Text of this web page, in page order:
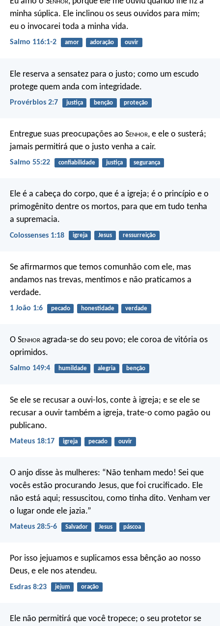
minha súplica. Ele inclinou os seus ouvidos para mim;
eu o invocarei toda a minha vida.
Salmo 116:1-2 amor adoração ouvir
Ele reserva a sensatez para o justo; como um escudo
protege quem anda com integridade.
Provérbios 2:7 justiça benção proteção
Entregue suas preocupações ao Senhor, e ele o susterá;
jamais permitirá que o justo venha a cair.
Salmo 55:22 confiabilidade justiça segurança
Ele é a cabeça do corpo, que é a igreja; é o princípio e o
primogênito dentre os mortos, para que em tudo tenha
a supremacia.
Colossenses 1:18 igreja Jesus ressurreição
Se afirmarmos que temos comunhão com ele, mas
andamos nas trevas, mentimos e não praticamos a
verdade.
1 João 1:6 pecado honestidade verdade
O Senhor agrada-se do seu povo; ele coroa de vitória os
oprimidos.
Salmo 149:4 humildade alegria benção
Se ele se recusar a ouvi-los, conte à igreja; e se ele se
recusar a ouvir também a igreja, trate-o como pagão ou
publicano.
Mateus 18:17 igreja pecado ouvir
O anjo disse às mulheres: “Não tenham medo! Sei que
vocês estão procurando Jesus, que foi crucificado. Ele
não está aqui; ressuscitou, como tinha dito. Venham ver
o lugar onde ele jazia.”
Mateus 28:5-6 Salvador Jesus páscoa
Por isso jejuamos e suplicamos essa bênção ao nosso
Deus, e ele nos atendeu.
Esdras 8:23 jejum oração
Ele não permitirá que você tropece; o seu protetor se